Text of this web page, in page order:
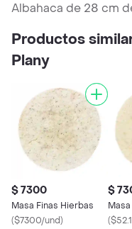
Albahaca de 28 cm
Productos
Plany
$ 7300
Masa Finas Hierbas
($7300/und)
$
(